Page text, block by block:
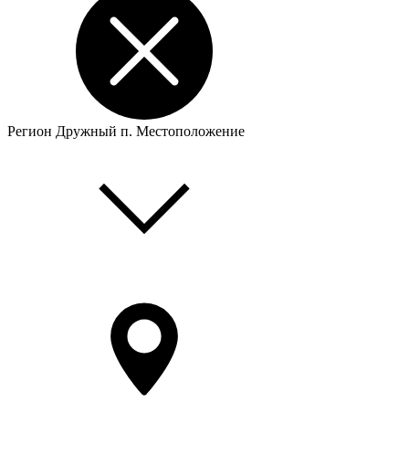
Регион Дружный п. Местоположение